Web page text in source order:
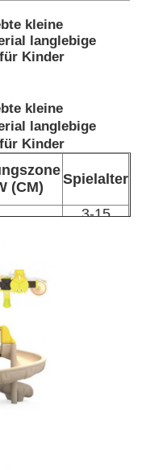
kleine
langlebige
Kinder
kleine
langlebige
Kinder
(CM)
Spielalter
CM
3-15